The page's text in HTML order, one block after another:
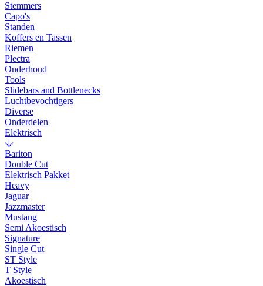
Stemmers
Capo's
Standen
Koffers en Tassen
Riemen
Plectra
Onderhoud
Tools
Slidebars and Bottlenecks
Luchtbevochtigers
Diverse
Onderdelen
Elektrisch
Bariton
Double Cut
Elektrisch Pakket
Heavy
Jaguar
Jazzmaster
Mustang
Semi Akoestisch
Signature
Single Cut
ST Style
T Style
Akoestisch